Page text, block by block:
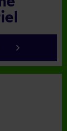
keyboard_arrow_right